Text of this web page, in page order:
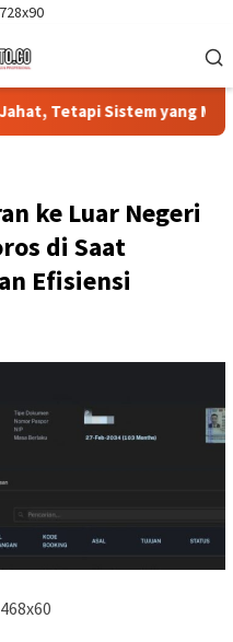
Sistem yang Merampas
ke Luar Negeri
di Saat
Efisiensi